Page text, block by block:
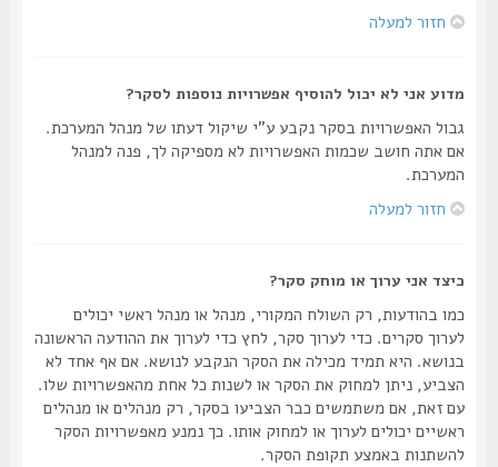
חזור למעלה
מדוע אני לא יכול להוסיף אפשרויות נוספות לסקר?
גבול האפשרויות בסקר נקבע ע"י שיקול דעתו של מנהל המערכת.
אם אתה חושב שכמות האפשרויות לא מספיקה לך, פנה למנהל
המערכת.
חזור למעלה
כיצד אני ערוך או מוחק סקר?
כמו בהודעות, רק השולח המקורי, מנהל או מנהל ראשי יכולים
לערוך סקרים. כדי לערוך סקר, לחץ כדי לערוך את ההודעה הראשונה
בנושא. היא תמיד מכילה את הסקר הנקבע לנושא. אם אף אחד לא
הצביע, ניתן למחוק את הסקר או לשנות כל אחת מהאפשרויות שלו.
עם זאת, אם משתמשים כבר הצביעו בסקר, רק מנהלים או מנהלים
ראשיים יכולים לערוך או למחוק אותו. כך נמנע מאפשרויות הסקר
להשתנות באמצע תקופת הסקר.